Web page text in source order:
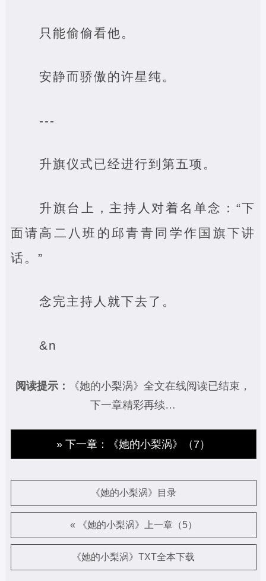
只能偷偷看他。
安静而骄傲的许星纯。
---
升旗仪式已经进行到第五项。
升旗台上，主持人对着名单念：“下
面请高二八班的邱青青同学作国旗下讲
话。”
念完主持人就下去了。
&n
阅读提示：
《她的小梨涡》全文在线阅读已结束，
下一章精彩再续…
» 下一章：《她的小梨涡》（7）
《她的小梨涡》目录
« 《她的小梨涡》上一章（5）
《她的小梨涡》TXT全本下载